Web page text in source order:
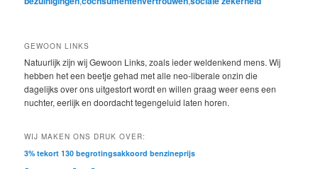
GEWOON LINKS
Natuurlijk zijn wij Gewoon Links, zoals ieder weldenkend mens. Wij
hebben het een beetje gehad met alle neo-liberale onzin die
dagelijks over ons uitgestort wordt en willen graag weer eens een
nuchter, eerlijk en doordacht tegengeluid laten horen.
WIJ MAKEN ONS DRUK OVER:
3% tekort 130 begrotingsakkoord benzineprijs